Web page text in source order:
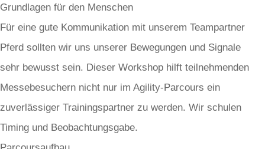
Grundlagen für den Menschen
Für eine gute Kommunikation mit unserem Teampartner
Pferd sollten wir uns unserer Bewegungen und Signale
sehr bewusst sein. Dieser Workshop hilft teilnehmenden
Messebesuchern nicht nur im Agility-Parcours ein
zuverlässiger Trainingspartner zu werden. Wir schulen
Timing und Beobachtungsgabe.